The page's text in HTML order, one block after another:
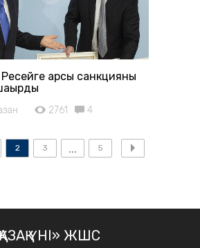
қарсы санкцияны
2761 4
2 3 5
ҮНІ» ЖШС